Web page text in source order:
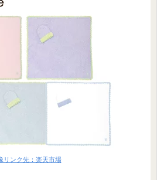
リンク先：楽天市場